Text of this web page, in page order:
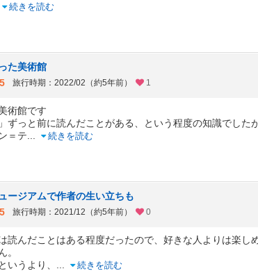
続きを読む
た美術館
旅行時期：2022/02（約5年前） 1
術館です
ずっと前に読んだことがある、という程度の知識でした
＝テ
続きを読む
ージアムで作者の生い立ちも
旅行時期：2021/12（約5年前） 0
読んだことはある程度だったので、好きな人よりは楽し
。
いうより、
続きを読む